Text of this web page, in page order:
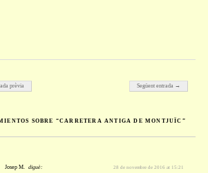
prèvia Següent entrada →
SOBRE “CARRETERA ANTIGA DE MONTJUÏC”
Josep M. diguè: 28 de novembre de 2016 at 15:21